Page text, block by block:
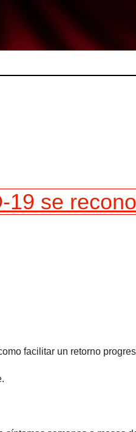
19 se
facilitar un retorno